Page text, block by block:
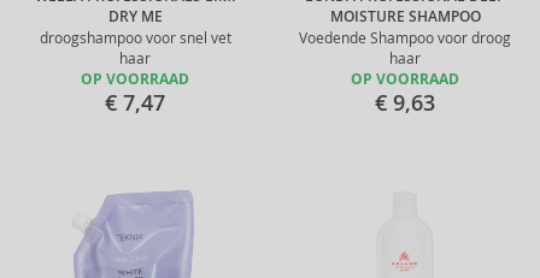
DRY ME
droogshampoo voor snel vet
haar
OP VOORRAAD
€ 7,47
MOISTURE SHAMPOO
Voedende Shampoo voor droog
haar
OP VOORRAAD
€ 9,63